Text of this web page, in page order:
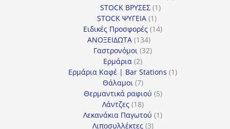
STOCK ΒΡΥΣΕΣ 11
STOCK ΨΥΓΕΙΑ 11
προϊόν
Ειδικές Προσφορές 1414
ΑΝΟΞΕΙΔΩΤΑ 134134
προϊόντα
Γαστρονόμοι 3232
Ερμάρια 22
προϊόντα
Ερμάρια Καφέ | Bar Stations 11
Θάλαμοι 77
προϊόντα
Θερμαντικά ραφιού 55
Λάντζες 1818
προϊόντα
Λεκανάκια Παγωτού 11
Λιποσυλλέκτες 33